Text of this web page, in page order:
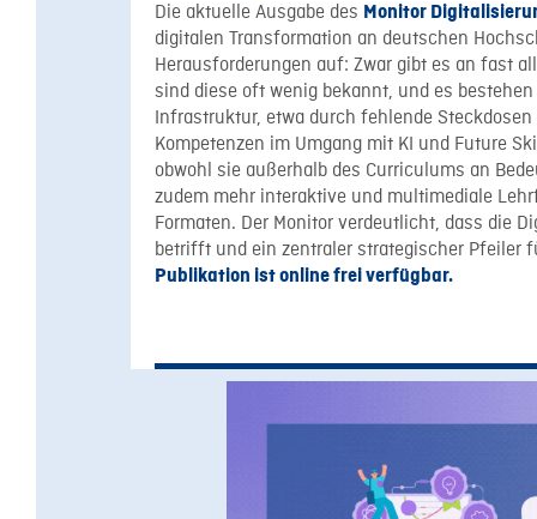
Die aktuelle Ausgabe des Monitor
digitalen Transformation an deutschen
Herausforderungen auf: Zwar gibt es an fast
sind diese oft wenig bekannt, und es
Infrastruktur, etwa durch fehlende
Kompetenzen im Umgang mit KI und Future
obwohl sie außerhalb des Curriculums an
zudem mehr interaktive und multimediale
Formaten. Der Monitor verdeutlicht, dass die
betrifft und ein zentraler strategischer Pfeiler
Publikation ist online frei verfügbar.